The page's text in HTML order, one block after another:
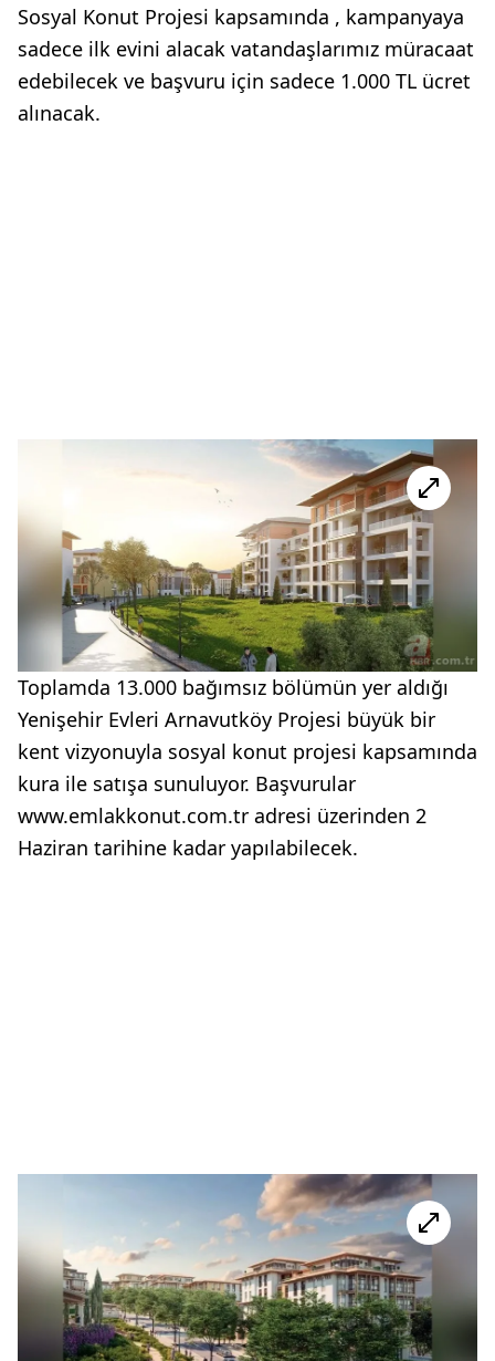
Sosyal Konut Projesi kapsamında , kampanyaya
sadece ilk evini alacak vatandaşlarımız müracaat
edebilecek ve başvuru için sadece 1.000 TL ücret
alınacak.
Toplamda 13.000 bağımsız bölümün yer aldığı
Yenişehir Evleri Arnavutköy Projesi büyük bir
kent vizyonuyla sosyal konut projesi kapsamında
kura ile satışa sunuluyor. Başvurular
www.emlakkonut.com.tr adresi üzerinden 2
Haziran tarihine kadar yapılabilecek.